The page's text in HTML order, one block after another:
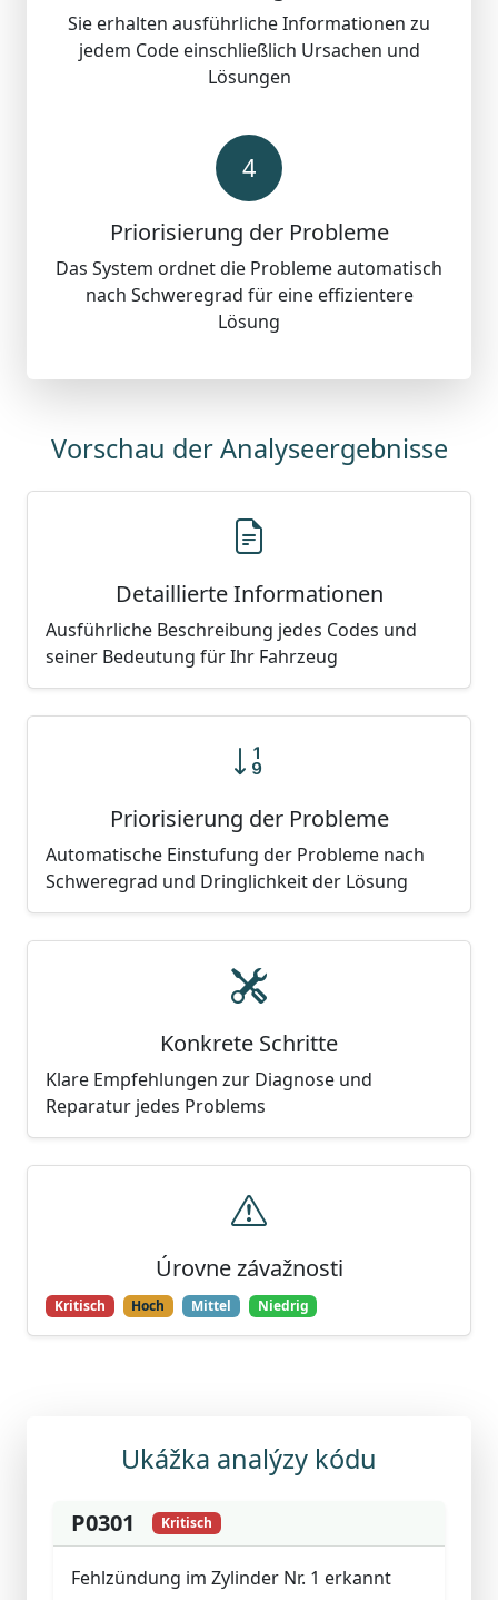
Sie erhalten ausführliche Informationen zu
jedem Code einschließlich Ursachen und
Lösungen
4
Priorisierung der Probleme
Das System ordnet die Probleme automatisch
nach Schweregrad für eine effizientere
Lösung
Vorschau der Analyseergebnisse
Detaillierte Informationen
Ausführliche Beschreibung jedes Codes und
seiner Bedeutung für Ihr Fahrzeug
Priorisierung der Probleme
Automatische Einstufung der Probleme nach
Schweregrad und Dringlichkeit der Lösung
Konkrete Schritte
Klare Empfehlungen zur Diagnose und
Reparatur jedes Problems
Úrovne závažnosti
Kritisch Hoch Mittel Niedrig
Ukážka analýzy kódu
P0301 Kritisch
Fehlzündung im Zylinder Nr. 1 erkannt